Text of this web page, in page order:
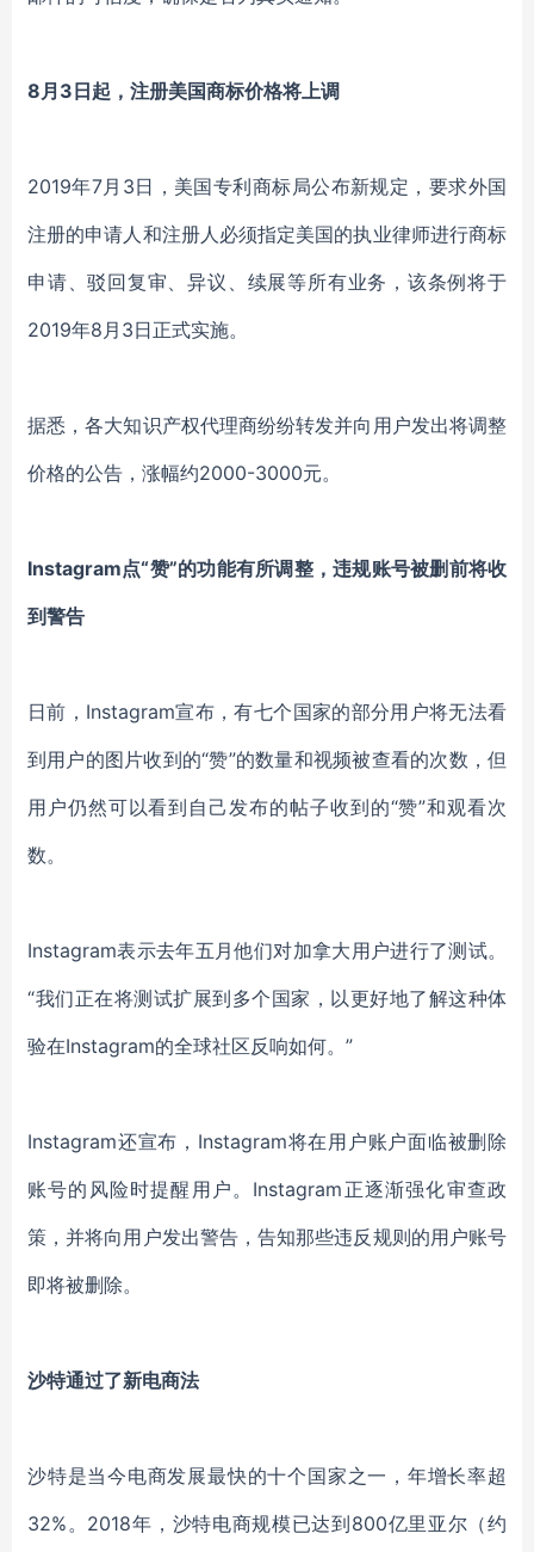
8月3日起，注册美国商标价格将上调
2019年7月3日，美国专利商标局公布新规定，要求外国
注册的申请人和注册人必须指定美国的执业律师进行商标
申请、驳回复审、异议、续展等所有业务，该条例将于
2019年8月3日正式实施。
据悉，各大知识产权代理商纷纷转发并向用户发出将调整
价格的公告，涨幅约2000-3000元。
Instagram点“赞”的功能有所调整，违规账号被删前将收
到警告
日前，Instagram宣布，有七个国家的部分用户将无法看
到用户的图片收到的“赞”的数量和视频被查看的次数，但
用户仍然可以看到自己发布的帖子收到的“赞”和观看次
数。
Instagram表示去年五月他们对加拿大用户进行了测试。
“我们正在将测试扩展到多个国家，以更好地了解这种体
验在Instagram的全球社区反响如何。”
Instagram还宣布，Instagram将在用户账户面临被删除
账号的风险时提醒用户。Instagram正逐渐强化审查政
策，并将向用户发出警告，告知那些违反规则的用户账号
即将被删除。
沙特通过了新电商法
沙特是当今电商发展最快的十个国家之一，年增长率超
32%。2018年，沙特电商规模已达到800亿里亚尔（约